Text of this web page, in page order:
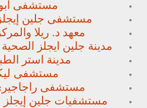
مستشفى
مستشفى جلين
معهد د. ريلا
مدينة جلين ايجلز الصحية
مدينة استر
مستشفى
مستشفى
مستشفيات جلين إيجلز